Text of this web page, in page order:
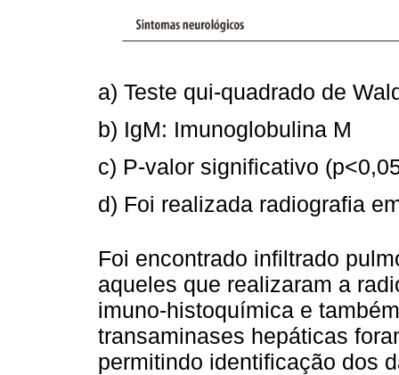
a) Teste qui-quadrado de
b) IgM: Imunoglobulina M
c) P-valor significativo
d) Foi realizada radiografia
Foi encontrado infiltrado
aqueles que realizaram a
imuno-histoquímica e
transaminases hepáticas
permitindo identificação dos